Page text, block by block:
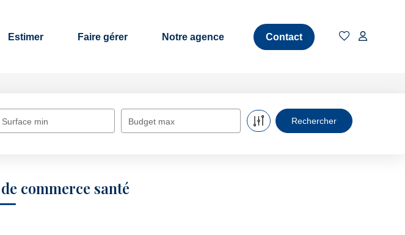
Estimer Faire gérer Notre agence Contact
Surface min Budget max
commerce santé